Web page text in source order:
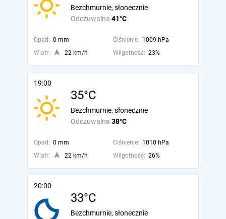
Odczuwalna 41°C
Bezchmurnie, słonecznie
Opad: 0 mm Ciśnienie: 1009 hPa
Wiatr:
22 km/h Wilgotność: 23%
19:00
35°C
Odczuwalna 38°C
Bezchmurnie, słonecznie
Opad: 0 mm Ciśnienie: 1010 hPa
Wiatr:
22 km/h Wilgotność: 26%
20:00
33°C
Bezchmurnie, słonecznie